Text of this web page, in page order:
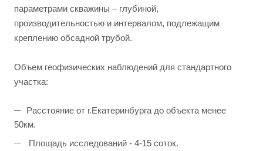
параметрами скважины – глубиной,
производительностью и интервалом, подлежащим
креплению обсадной трубой.
Объем геофизических наблюдений для стандартного
участка:
Расстояние от г.Екатеринбурга до объекта менее
50км.
Площадь исследований - 4-15 соток.